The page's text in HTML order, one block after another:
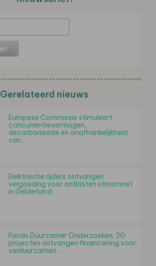
Gerelateerd nieuws
Europese Commissie stimuleert
concurrentievermogen,
decarbonisatie en onafhankelijkheid
van…
Elektrische rijders ontvangen
vergoeding voor ontlasten stroomnet
in Gelderland
Fonds Duurzamer Onderzoeken; 20
projecten ontvangen financiering voor
verduurzamen…